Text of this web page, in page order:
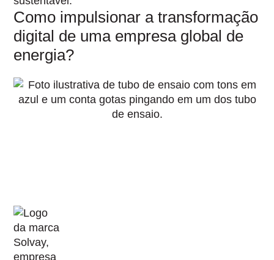
Como impulsionar a transformação
digital de uma empresa global de
energia?